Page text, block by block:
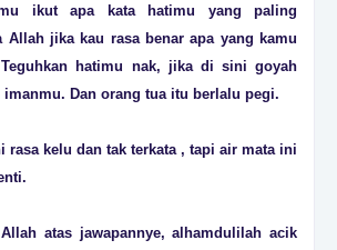
ikut apa kata hatimu yang paling
Allah jika kau rasa benar apa yang kamu
Teguhkan hatimu nak, jika di sini goyah
imanmu. Dan orang tua itu berlalu pegi.
rasa kelu dan tak terkata , tapi air mata ini
atas jawapannye, alhamdulilah acik